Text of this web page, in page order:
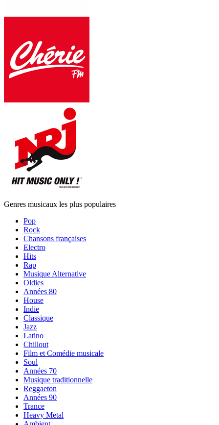
Genres musicaux les plus populaires
Pop
Rock
Chansons françaises
Electro
Hits
Rap
Musique Alternative
Oldies
Années 80
House
Indie
Classique
Jazz
Latino
Chillout
Film et Comédie musicale
Soul
Années 70
Musique traditionnelle
Reggaeton
Années 90
Trance
Heavy Metal